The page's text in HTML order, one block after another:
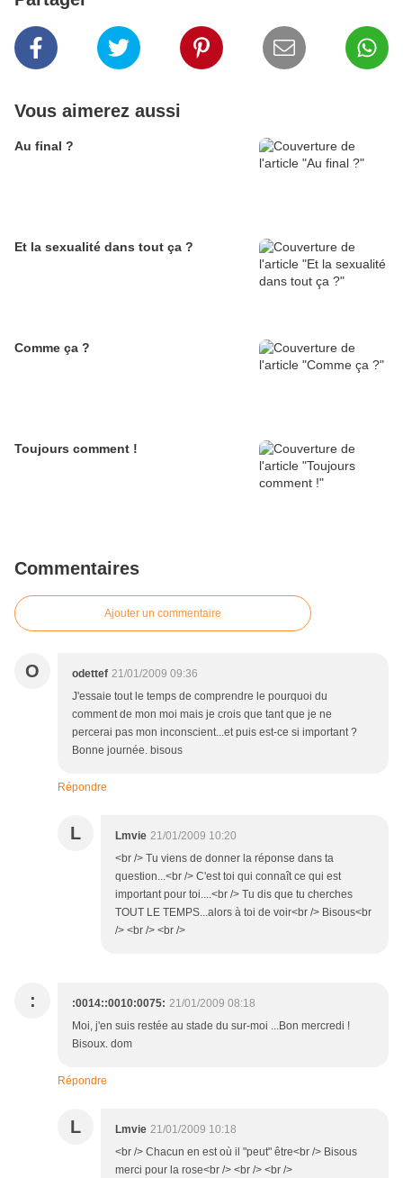
Vous aimerez aussi
Au final ?
Et la sexualité dans tout ça ?
Comme ça ?
Toujours comment !
Commentaires
Ajouter un commentaire
O odettef 21/01/2009 09:36
J'essaie tout le temps de comprendre le pourquoi du
comment de mon moi mais je crois que tant que je ne
percerai pas mon inconscient...et puis est-ce si important ?
Bonne journée. bisous
Répondre
L Lmvie 21/01/2009 10:20
<br /> Tu viens de donner la réponse dans ta
question...<br /> C'est toi qui connaît ce qui est
important pour toi....<br /> Tu dis que tu cherches
TOUT LE TEMPS...alors à toi de voir<br /> Bisous<br
/> <br /> <br />
: :0014::0010:0075: 21/01/2009 08:18
Moi, j'en suis restée au stade du sur-moi ...Bon mercredi !
Bisoux. dom
Répondre
L Lmvie 21/01/2009 10:18
<br /> Chacun en est où il "peut" être<br /> Bisous
merci pour la rose<br /> <br /> <br />